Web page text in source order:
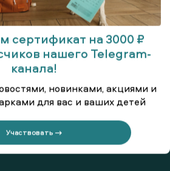
сертификат на 3000 ₽
нашего Telegram-
канала!
новинками, акциями и
для вас и ваших детей
Участвовать →